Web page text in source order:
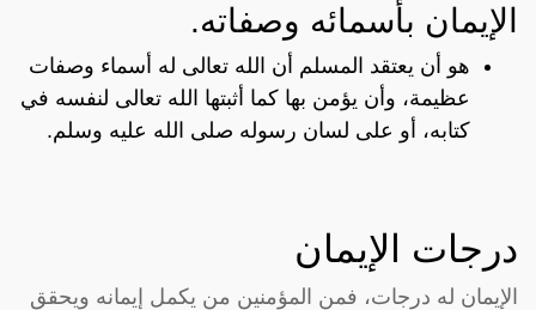
الإيمان بأسمائه وصفاته.
هو أن يعتقد المسلم أن الله تعالى له أسماء وصفات
عظيمة، وأن يؤمن بها كما أثبتها الله تعالى لنفسه في
كتابه، أو على لسان رسوله صلى الله عليه وسلم.
درجات الإيمان
الإيمان له درجات، فمن المؤمنين من يكمل إيمانه ويحقق